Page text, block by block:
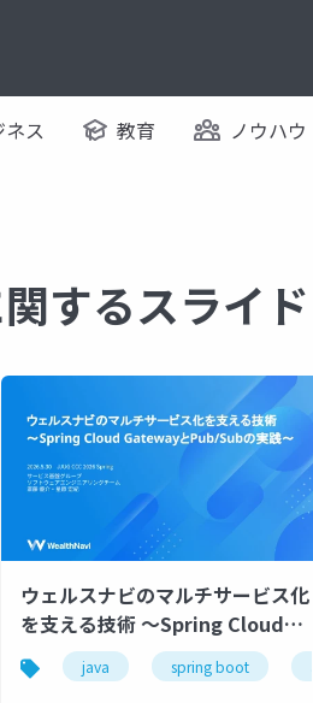
ネス 教育 ノウハウ
するスライド
ウェルスナビのマルチサービス化
を支える技術 〜Spring Cloud
GatewayとPub/Subの実践〜
java spring boot